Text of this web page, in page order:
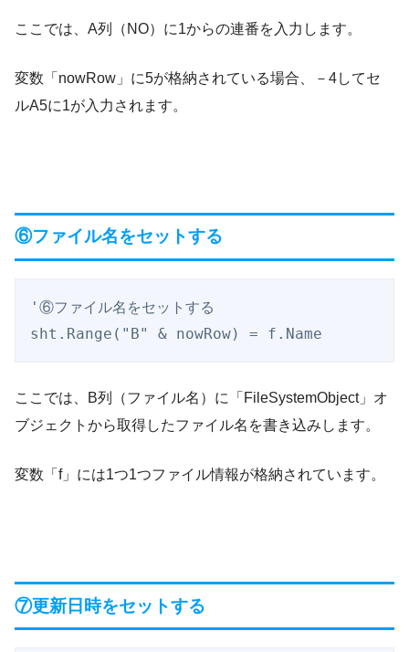
ここでは、A列（NO）に1からの連番を入力します。
変数「nowRow」に5が格納されている場合、－4してセ
ルA5に1が入力されます。
⑥ファイル名をセットする
'⑥ファイル名をセットする
sht.Range("B" & nowRow) = f.Name
ここでは、B列（ファイル名）に「FileSystemObject」オ
ブジェクトから取得したファイル名を書き込みします。
変数「f」には1つ1つファイル情報が格納されています。
⑦更新日時をセットする